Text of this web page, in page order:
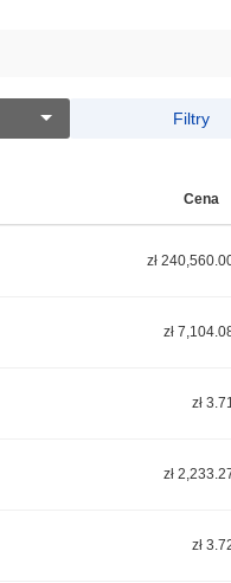
Filtry
Cena
zł
zł
zł 3.71
zł
zł